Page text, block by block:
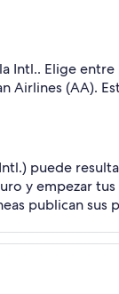
Intl.. Elige
Airlines (AA).
Intl.) puede
y empezar
publican sus